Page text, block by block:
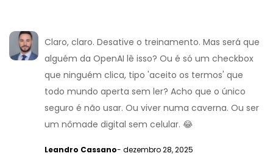
Claro, claro. Desative o treinamento. Mas será que
alguém da OpenAI lê isso? Ou é só um checkbox
que ninguém clica, tipo 'aceito os termos' que
todo mundo aperta sem ler? Acho que o único
seguro é não usar. Ou viver numa caverna. Ou ser
um nômade digital sem celular. 😂
Leandro Cassano- dezembro 28, 2025